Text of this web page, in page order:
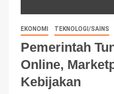
EKONOMI TEKNOLOGI/SAINS
Pemerintah
Online,
Kebijakan